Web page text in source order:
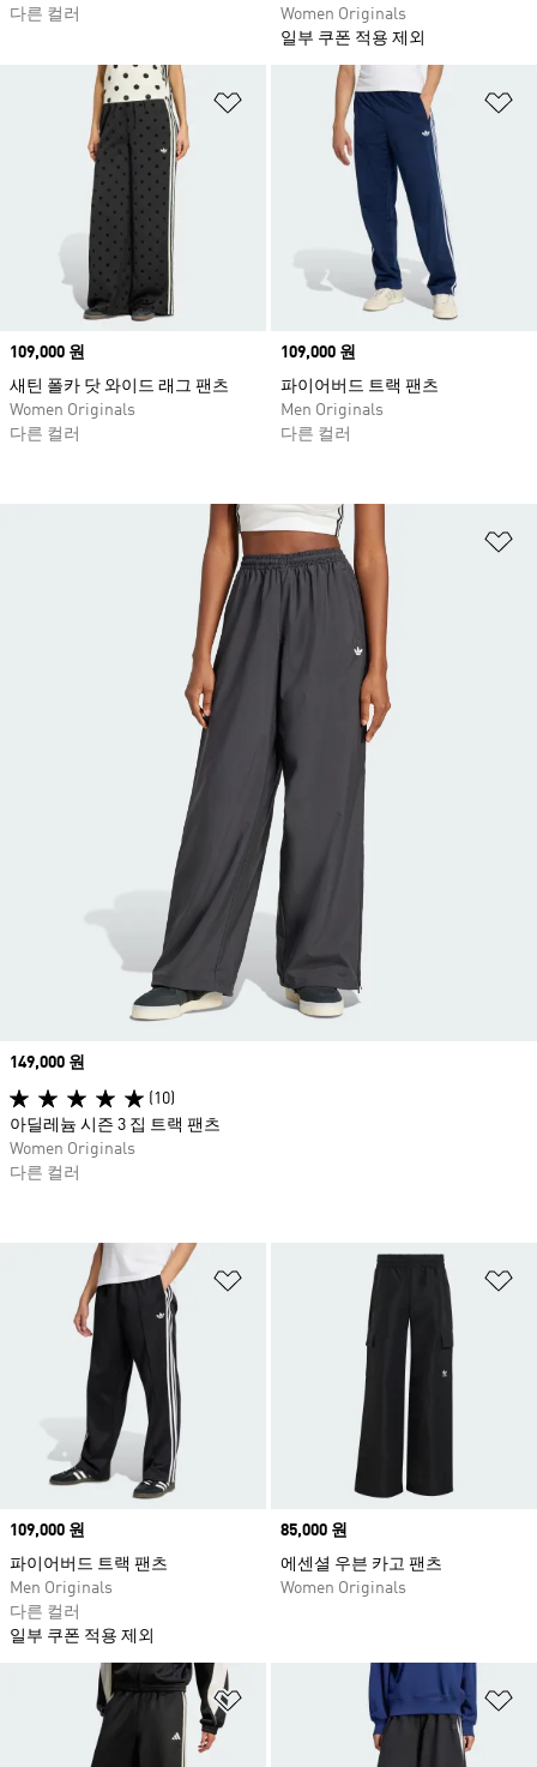
다른 컬러
Women Originals
일부 쿠폰 적용 제외
위시리스트 담기
Price
109,000 원
새틴 폴카 닷 와이드 래그 팬츠
Women Originals
다른 컬러
Price
109,000 원
파이어버드 트랙 팬츠
Men Originals
다른 컬러
위시리스트 담기
Price
109,000 원
파이어버드 트랙 팬츠
Men Originals
다른 컬러
일부 쿠폰 적용 제외
Price
85,000 원
에센셜 우븐 카고 팬츠
Women Originals
위시리스트 담기
Price
149,000 원
(10)
아딜레늄 시즌 3 집 트랙 팬츠
Women Originals
다른 컬러